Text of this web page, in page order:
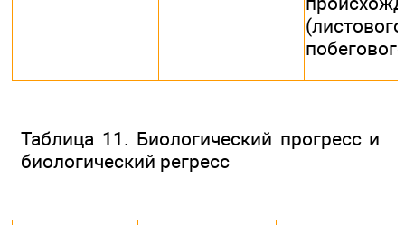
Таблица 11. Биологический прогресс и
биологический регресс